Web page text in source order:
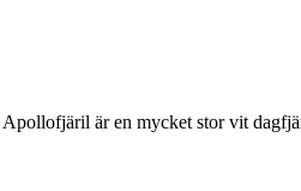
är en mycket stor vit